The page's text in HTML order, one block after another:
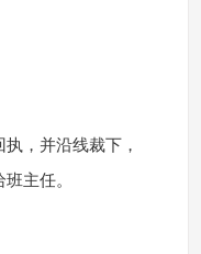
，并沿线裁下，
主任。